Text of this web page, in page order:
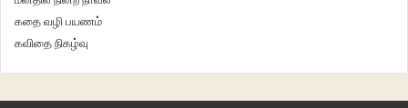
பதிப்பகம்: பொன்னுலகம் பதிப்பகம்
கதை வழி பயணம்
கவிதை நிகழ்வு